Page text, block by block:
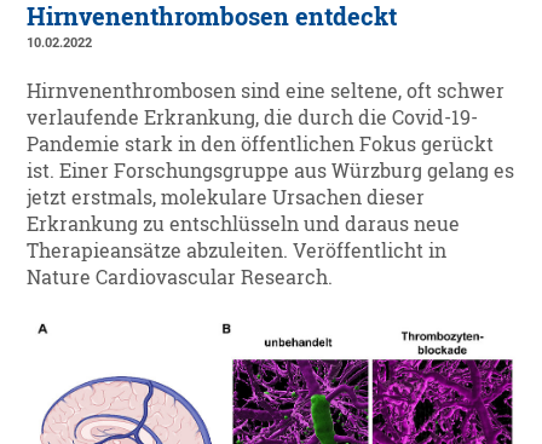
Hirnvenenthrombosen entdeckt
10.02.2022
Hirnvenenthrombosen sind eine seltene, oft schwer
verlaufende Erkrankung, die durch die Covid-19-
Pandemie stark in den öffentlichen Fokus gerückt
ist. Einer Forschungsgruppe aus Würzburg gelang es
jetzt erstmals, molekulare Ursachen dieser
Erkrankung zu entschlüsseln und daraus neue
Therapieansätze abzuleiten. Veröffentlicht in
Nature Cardiovascular Research.